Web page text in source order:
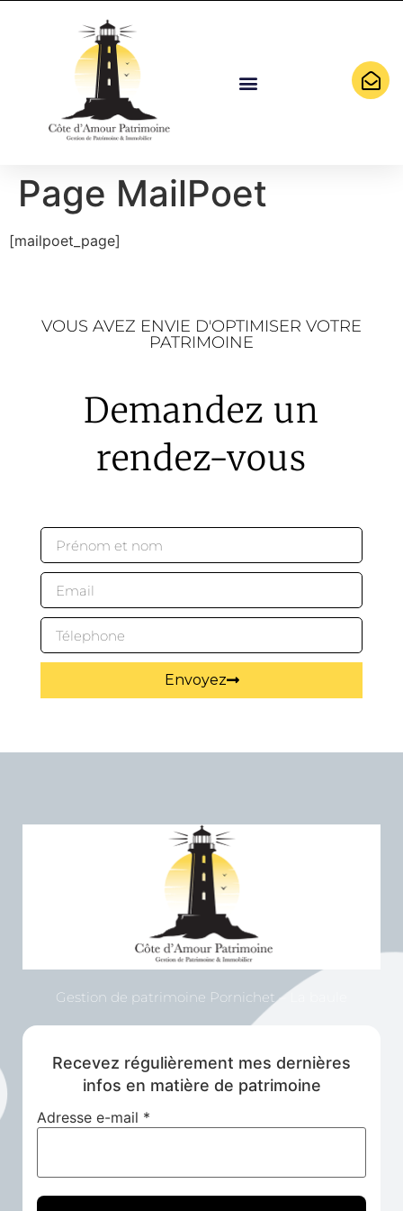
Page MailPoet
[mailpoet_page]
VOUS AVEZ ENVIE D'OPTIMISER VOTRE
PATRIMOINE
Demandez un
rendez-vous
Envoyez
Gestion de patrimoine Pornichet – La baule
Recevez régulièrement mes dernières
infos en matière de patrimoine
Adresse e-mail *